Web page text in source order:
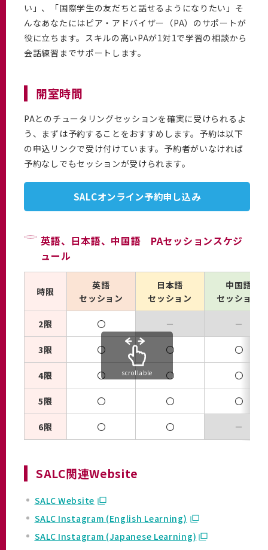
い」、「国際学生の友だちと話せるようになりたい」そ
んなあなたにはピア・アドバイザー（PA）のサポートが
役に立ちます。スキルの高いPAが1対1で学習の相談から
会話練習までサポートします。
開室時間
PAとのチュータリングセッションを確実に受けられるよ
う、まずは予約することをおすすめします。予約は以下
の申込リンクで受け付けています。予約者がいなければ
予約なしでもセッションが受けられます。
SALCオンライン予約申し込み
英語、日本語、中国語 PAセッションスケジ
ュール
時限
英語
セッション
日本語
セッション
中国語
セッション
2限 〇 － －
3限 〇 〇 〇
4限 〇 〇 〇
5限 〇 〇 〇
6限 〇 〇 －
scrollable
SALC関連Website
SALC Website
SALC Instagram (English Learning)
SALC Instagram (Japanese Learning)